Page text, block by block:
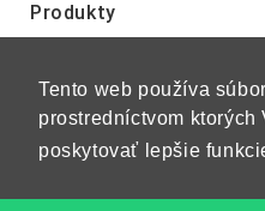
Tento web používa
prostredníctvom ktorých
poskytovať lepšie
Produkty